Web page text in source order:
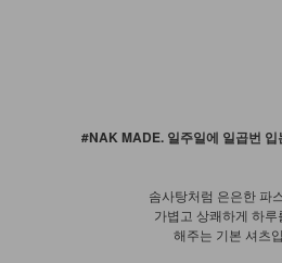
#NAK MADE. 일주일에 일곱번
솜사탕처럼 은은한 파
가볍고 상쾌하게 하루
해주는 기본 셔츠